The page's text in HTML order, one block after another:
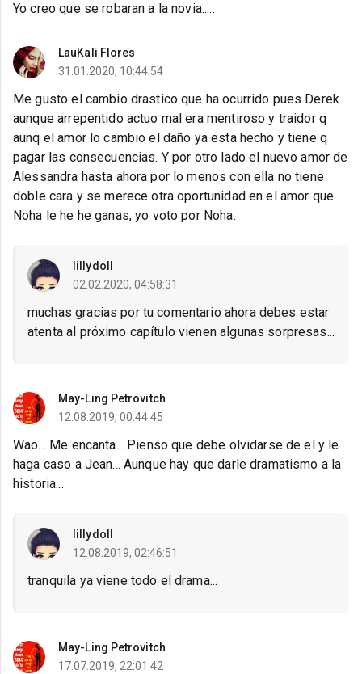
Yo creo que se robaran a la novia.....
LauKali Flores
31.01.2020, 10:44:54
Me gusto el cambio drastico que ha ocurrido pues Derek
aunque arrepentido actuo mal era mentiroso y traidor q
aunq el amor lo cambio el daño ya esta hecho y tiene q
pagar las consecuencias. Y por otro lado el nuevo amor de
Alessandra hasta ahora por lo menos con ella no tiene
doble cara y se merece otra oportunidad en el amor que
Noha le he he ganas, yo voto por Noha.
lillydoll
02.02.2020, 04:58:31
muchas gracias por tu comentario ahora debes estar
atenta al próximo capítulo vienen algunas sorpresas...
May-Ling Petrovitch
12.08.2019, 00:44:45
Wao... Me encanta... Pienso que debe olvidarse de el y le
haga caso a Jean... Aunque hay que darle dramatismo a la
historia...
lillydoll
12.08.2019, 02:46:51
tranquila ya viene todo el drama...
May-Ling Petrovitch
17.07.2019, 22:01:42